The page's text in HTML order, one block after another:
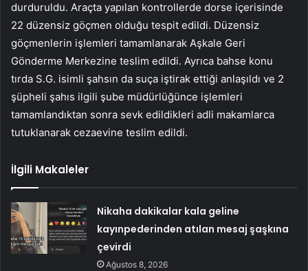
durduruldu. Araçta yapılan kontrollerde dorse içerisinde
22 düzensiz göçmen olduğu tespit edildi. Düzensiz
göçmenlerin işlemleri tamamlanarak Aşkale Geri
Gönderme Merkezine teslim edildi. Ayrıca bahse konu
tırda S.G. isimli şahsın da suça iştirak ettiği anlaşıldı ve 2
şüpheli şahıs ilgili şube müdürlüğünce işlemleri
tamamlandıktan sonra sevk edildikleri adli makamlarca
tutuklanarak cezaevine teslim edildi.
İlgili Makaleler
Nikaha dakikalar kala geline
kayınpederinden atılan mesaj şaşkına
çevirdi
Ağustos 8, 2026